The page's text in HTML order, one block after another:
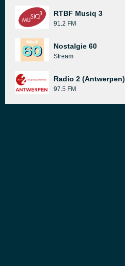
RTBF Musiq 3
91.2 FM
Nostalgie 60
Stream
Radio 2 (Antwerpen)
97.5 FM